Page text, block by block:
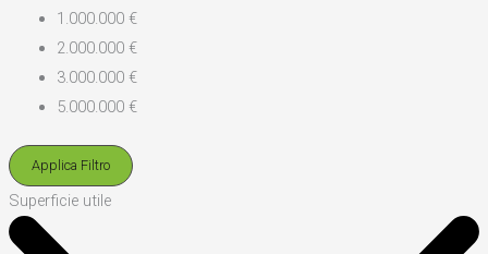
1.000.000 €
2.000.000 €
3.000.000 €
5.000.000 €
Applica Filtro
Superficie utile